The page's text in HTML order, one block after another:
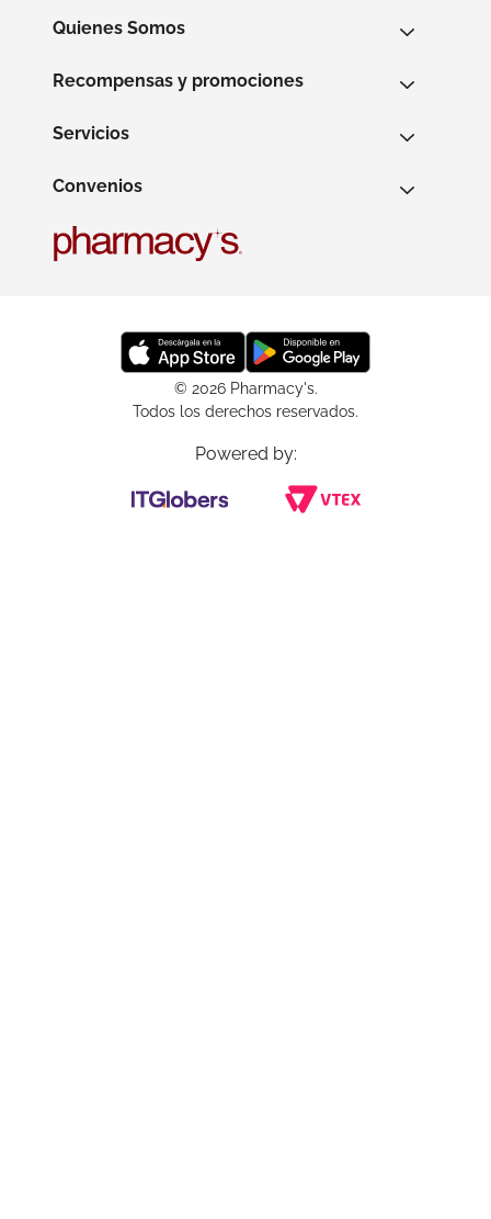
Quienes Somos
Recompensas y promociones
Servicios
Convenios
© 2026 Pharmacy's.
Todos los derechos reservados.
Powered by: